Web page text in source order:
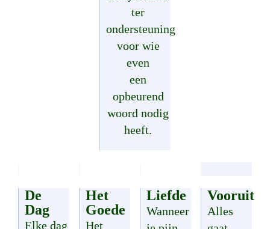
ter
ondersteuning
voor wie
even
een
opbeurend
woord nodig
heeft.
De
Dag
Elke dag
Het
Goede
Het
Liefde
Wanneer
Vooruit
Alles